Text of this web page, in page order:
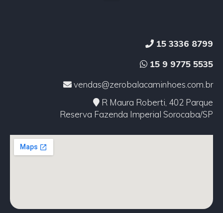
15 3336 8799
15 9 9775 5535
vendas@zerobalacaminhoes.com.br
R Maura Roberti, 402 Parque
Reserva Fazenda Imperial Sorocaba/SP